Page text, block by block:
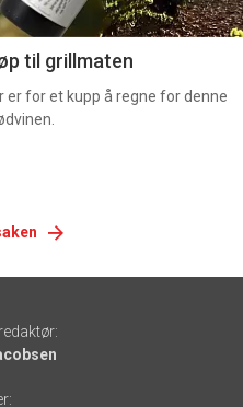
til grillmaten
er for et kupp å regne for denne